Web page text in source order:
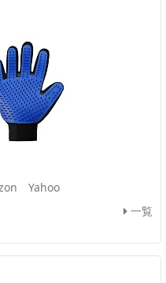
Yahoo
一覧